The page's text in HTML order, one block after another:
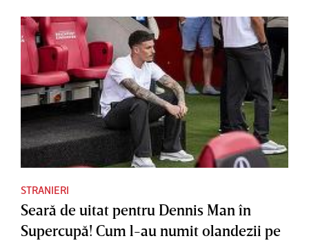
STRANIERI
Seară de uitat pentru Dennis Man în
Supercupă! Cum l-au numit olandezii pe